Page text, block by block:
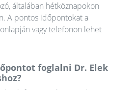
általában hétköznapokon
A pontos időpontokat a
vagy telefonon lehet
foglalni Dr. Elek